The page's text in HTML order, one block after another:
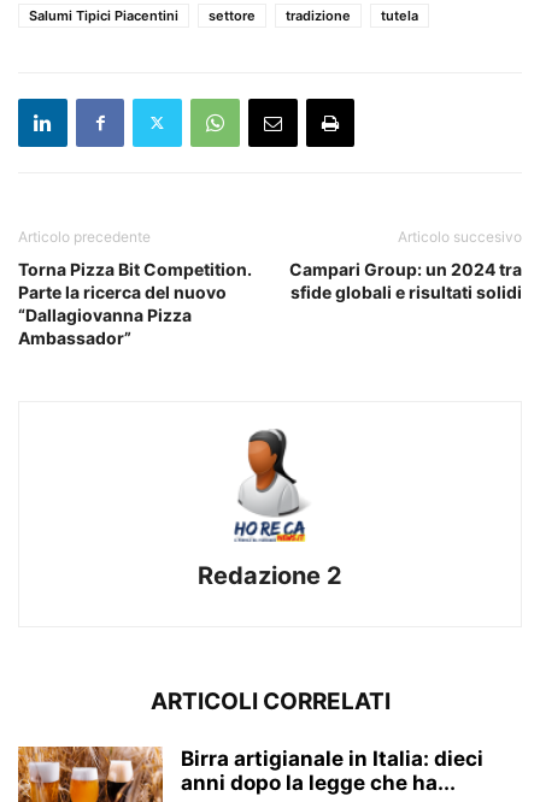
Salumi Tipici Piacentini
settore tradizione tutela
Articolo precedente
Torna Pizza Bit Competition.
Parte la ricerca del nuovo
“Dallagiovanna Pizza
Ambassador”
Articolo succesivo
Campari Group: un 2024 tra
sfide globali e risultati solidi
Redazione 2
ARTICOLI CORRELATI
Birra artigianale in Italia: dieci
anni dopo la legge che ha...